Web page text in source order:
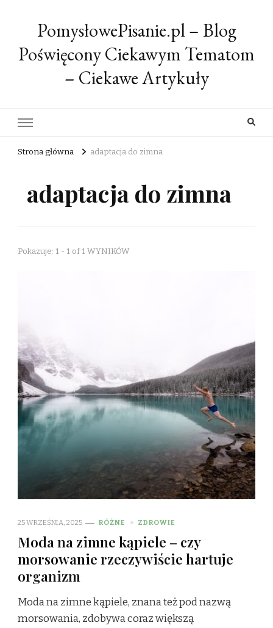
PomysłowePisanie.pl – Blog
Poświęcony Ciekawym Tematom
– Ciekawe Artykuły
Strona główna adaptacja do zimna
adaptacja do zimna
Pokazuje: 1 - 1 of 1 WYNIKÓW
25 WRZEŚNIA, 2025 RÓŻNE ZDROWIE
Moda na zimne kąpiele – czy
morsowanie rzeczywiście hartuje
organizm
Moda na zimne kąpiele, znana też pod nazwą
morsowania, zdobywa coraz większą